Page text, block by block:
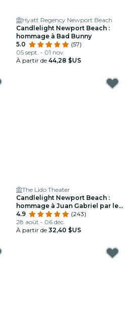
Hyatt Regency Newport Beach
Candlelight Newport Beach :
hommage à Bad Bunny
5.0
(57)
05 sept. - 01 nov.
À partir de 44,28 $US
The Lido Theater
Candlelight Newport Beach :
hommage à Juan Gabriel par les
cordes
4.9
(243)
28 août - 06 déc.
À partir de 32,40 $US